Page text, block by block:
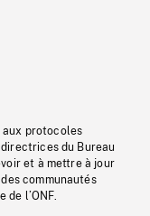
aux protocoles
du Bureau
et à mettre à jour
communautés
l’ONF.